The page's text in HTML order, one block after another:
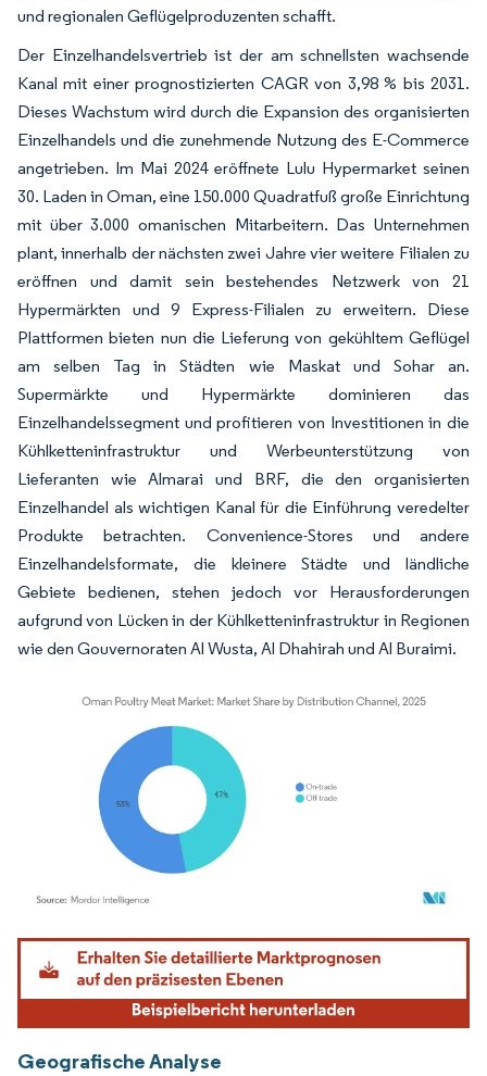
und regionalen Geflügelproduzenten schafft.
Der Einzelhandelsvertrieb ist der am schnellsten wachsende
Kanal mit einer prognostizierten CAGR von 3,98 % bis 2031.
Dieses Wachstum wird durch die Expansion des organisierten
Einzelhandels und die zunehmende Nutzung des E-Commerce
angetrieben. Im Mai 2024 eröffnete Lulu Hypermarket seinen
30. Laden in Oman, eine 150.000 Quadratfuß große Einrichtung
mit über 3.000 omanischen Mitarbeitern. Das Unternehmen
plant, innerhalb der nächsten zwei Jahre vier weitere Filialen zu
eröffnen und damit sein bestehendes Netzwerk von 21
Hypermärkten und 9 Express-Filialen zu erweitern. Diese
Plattformen bieten nun die Lieferung von gekühltem Geflügel
am selben Tag in Städten wie Maskat und Sohar an.
Supermärkte und Hypermärkte dominieren das
Einzelhandelssegment und profitieren von Investitionen in die
Kühlketteninfrastruktur und Werbeunterstützung von
Lieferanten wie Almarai und BRF, die den organisierten
Einzelhandel als wichtigen Kanal für die Einführung veredelter
Produkte betrachten. Convenience-Stores und andere
Einzelhandelsformate, die kleinere Städte und ländliche
Gebiete bedienen, stehen jedoch vor Herausforderungen
aufgrund von Lücken in der Kühlketteninfrastruktur in Regionen
wie den Gouvernoraten Al Wusta, Al Dhahirah und Al Buraimi.
Bild © Mordor Intelligence. Wiederverwendung erfordert Namensnennung gemäß
Geografische Analyse